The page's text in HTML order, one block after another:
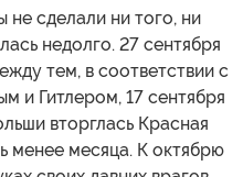
сделали ни того, ни
недолго. 27 сентября
тем, в соответствии с
и Гитлером, 17 сентября
вторглась Красная
менее месяца. К октябрю